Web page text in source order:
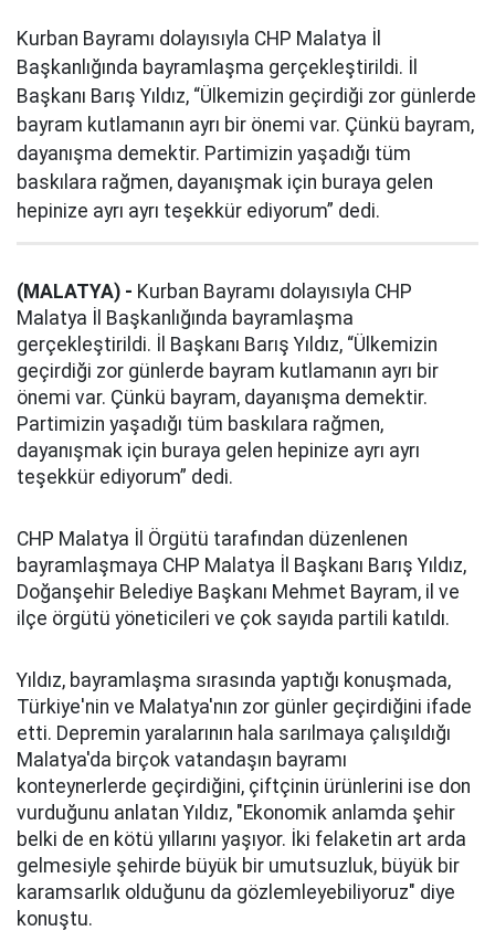
Kurban Bayramı dolayısıyla CHP Malatya İl
Başkanlığında bayramlaşma gerçekleştirildi. İl
Başkanı Barış Yıldız, “Ülkemizin geçirdiği zor günlerde
bayram kutlamanın ayrı bir önemi var. Çünkü bayram,
dayanışma demektir. Partimizin yaşadığı tüm
baskılara rağmen, dayanışmak için buraya gelen
hepinize ayrı ayrı teşekkür ediyorum” dedi.
(MALATYA) - Kurban Bayramı dolayısıyla CHP
Malatya İl Başkanlığında bayramlaşma
gerçekleştirildi. İl Başkanı Barış Yıldız, “Ülkemizin
geçirdiği zor günlerde bayram kutlamanın ayrı bir
önemi var. Çünkü bayram, dayanışma demektir.
Partimizin yaşadığı tüm baskılara rağmen,
dayanışmak için buraya gelen hepinize ayrı ayrı
teşekkür ediyorum” dedi.
CHP Malatya İl Örgütü tarafından düzenlenen
bayramlaşmaya CHP Malatya İl Başkanı Barış Yıldız,
Doğanşehir Belediye Başkanı Mehmet Bayram, il ve
ilçe örgütü yöneticileri ve çok sayıda partili katıldı.
Yıldız, bayramlaşma sırasında yaptığı konuşmada,
Türkiye'nin ve Malatya'nın zor günler geçirdiğini ifade
etti. Depremin yaralarının hala sarılmaya çalışıldığı
Malatya'da birçok vatandaşın bayramı
konteynerlerde geçirdiğini, çiftçinin ürünlerini ise don
vurduğunu anlatan Yıldız, "Ekonomik anlamda şehir
belki de en kötü yıllarını yaşıyor. İki felaketin art arda
gelmesiyle şehirde büyük bir umutsuzluk, büyük bir
karamsarlık olduğunu da gözlemleyebiliyoruz" diye
konuştu.